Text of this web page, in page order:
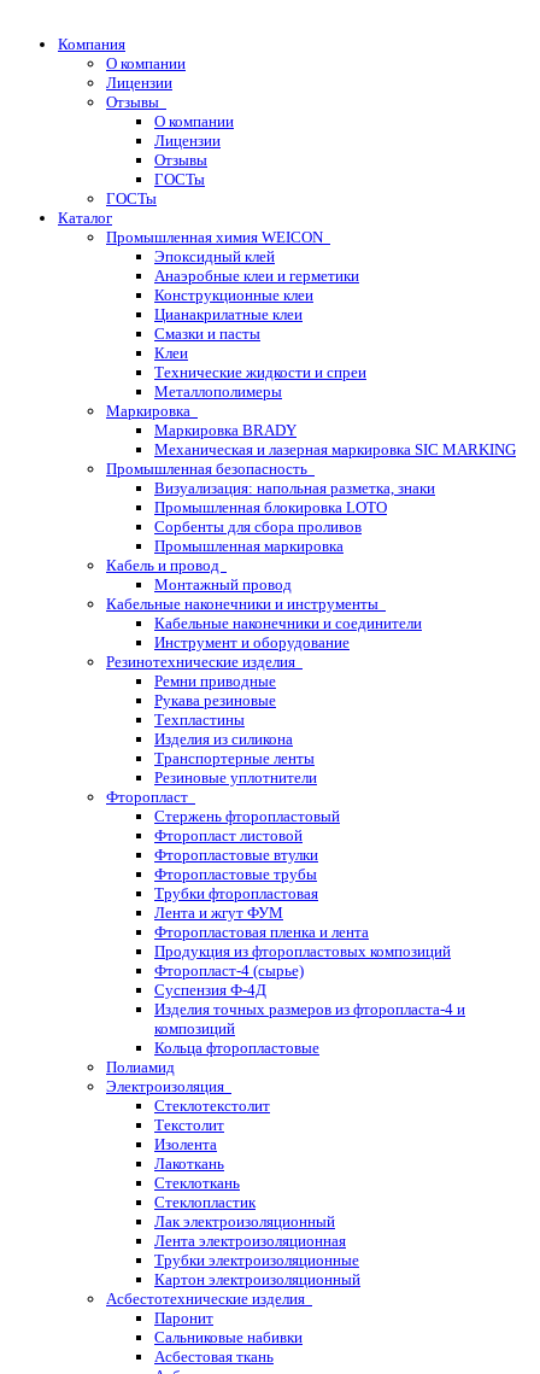
Компания
О компании
Лицензии
Отзывы
О компании
Лицензии
Отзывы
ГОСТы
ГОСТы
Каталог
Промышленная химия WEICON
Эпоксидный клей
Анаэробные клеи и герметики
Конструкционные клеи
Цианакрилатные клеи
Смазки и пасты
Клеи
Технические жидкости и спреи
Металлополимеры
Маркировка
Маркировка BRADY
Механическая и лазерная маркировка SIC MARKING
Промышленная безопасность
Визуализация: напольная разметка, знаки
Промышленная блокировка LOTO
Сорбенты для сбора проливов
Промышленная маркировка
Кабель и провод
Монтажный провод
Кабельные наконечники и инструменты
Кабельные наконечники и соединители
Инструмент и оборудование
Резинотехнические изделия
Ремни приводные
Рукава резиновые
Техпластины
Изделия из силикона
Транспортерные ленты
Резиновые уплотнители
Фторопласт
Стержень фторопластовый
Фторопласт листовой
Фторопластовые втулки
Фторопластовые трубы
Трубки фторопластовая
Лента и жгут ФУМ
Фторопластовая пленка и лента
Продукция из фторопластовых композиций
Фторопласт-4 (сырье)
Суспензия Ф-4Д
Изделия точных размеров из фторопласта-4 и
композиций
Кольца фторопластовые
Полиамид
Электроизоляция
Стеклотекстолит
Текстолит
Изолента
Лакоткань
Стеклоткань
Стеклопластик
Лак электроизоляционный
Лента электроизоляционная
Трубки электроизоляционные
Картон электроизоляционный
Асбестотехнические изделия
Паронит
Сальниковые набивки
Асбестовая ткань